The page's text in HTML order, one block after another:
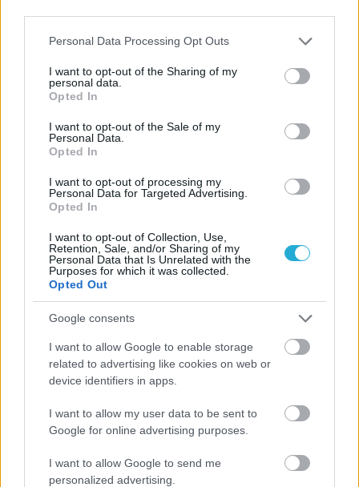
Please note that this website/app uses one or more Google
not limited to your visit or usage behaviour. You may click to
grant or deny consent to Google and its third-party tags to
use your data for below specified purposes in below Google
consent section.
Personal Data Processing Opt Outs
I want to opt-out of the Sharing of my
personal data.
Opted In
I want to opt-out of the Sale of my
Personal Data.
Opted In
I want to opt-out of processing my
Personal Data for Targeted Advertising.
Opted In
I want to opt-out of Collection, Use,
Retention, Sale, and/or Sharing of my
Personal Data that Is Unrelated with the
Purposes for which it was collected.
Opted Out
Google consents
I want to allow Google to enable storage
related to advertising like cookies on web or
device identifiers in apps.
I want to allow my user data to be sent to
Google for online advertising purposes.
I want to allow Google to send me
personalized advertising.
Ισόπαλο το πρωτο φιλικό τεστ της Εθνικής στο
Ουρμπίνο
05/08/2026
Προς στρατηγική συνεργασία ΠΑΣΑΠΠ και
Πρώτο δυνατό τεστ της Εθνικής Γυναικών επί ιταλικού
εδάφους με Σουηδία
ΓΝΩΜΕΣ
ΠΕΝΥ ΡΟΝΤΟΓΙΑΝΝΗ
στο σήμερα: Tο τρίτο
ευρωπαϊκό ραντεβού του
Παναθηναϊκού με την